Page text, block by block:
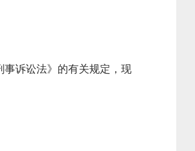
诉讼法》的有关规定，现